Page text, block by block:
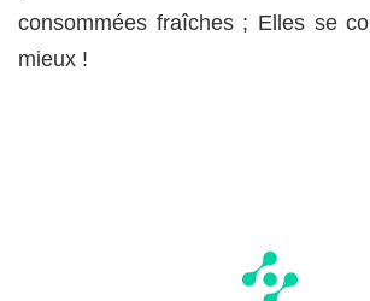
consommées fraîches ; Elles se
mieux !